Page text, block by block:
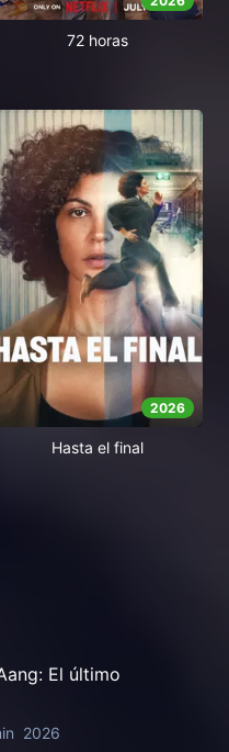
72 horas
2026
Hasta el final
El último
2026